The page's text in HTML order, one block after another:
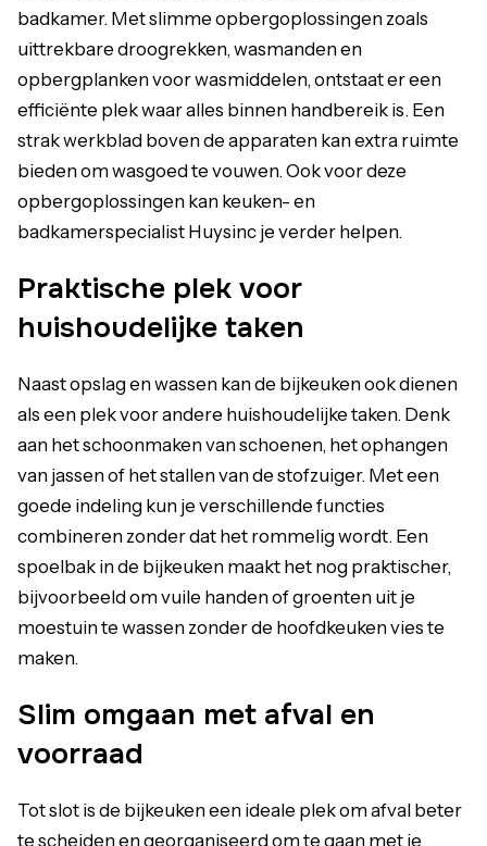
badkamer. Met slimme opbergoplossingen zoals
uittrekbare droogrekken, wasmanden en
opbergplanken voor wasmiddelen, ontstaat er een
efficiënte plek waar alles binnen handbereik is. Een
strak werkblad boven de apparaten kan extra ruimte
bieden om wasgoed te vouwen. Ook voor deze
opbergoplossingen kan keuken- en
badkamerspecialist Huysinc je verder helpen.
Praktische plek voor
huishoudelijke taken
Naast opslag en wassen kan de bijkeuken ook dienen
als een plek voor andere huishoudelijke taken. Denk
aan het schoonmaken van schoenen, het ophangen
van jassen of het stallen van de stofzuiger. Met een
goede indeling kun je verschillende functies
combineren zonder dat het rommelig wordt. Een
spoelbak in de bijkeuken maakt het nog praktischer,
bijvoorbeeld om vuile handen of groenten uit je
moestuin te wassen zonder de hoofdkeuken vies te
maken.
Slim omgaan met afval en
voorraad
Tot slot is de bijkeuken een ideale plek om afval beter
te scheiden en georganiseerd om te gaan met je